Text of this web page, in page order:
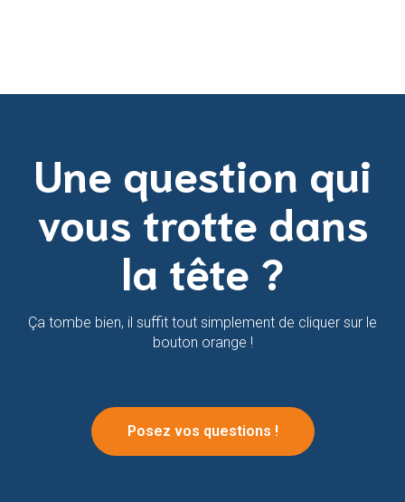
Une question qui
vous trotte dans
la tête ?
Ça tombe bien, il suffit tout simplement de cliquer sur le
bouton orange !
Posez vos questions !